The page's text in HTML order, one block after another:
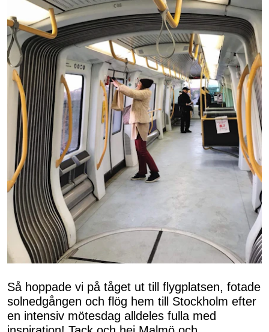
Så hoppade vi på tåget ut till flygplatsen, fotade
solnedgången och flög hem till Stockholm efter
en intensiv mötesdag alldeles fulla med